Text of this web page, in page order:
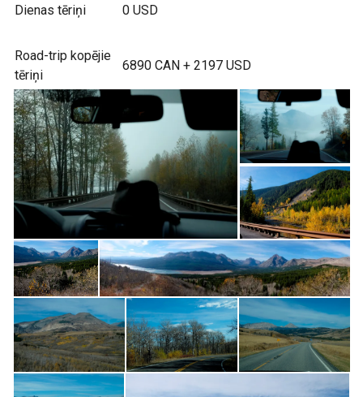
Dienas tēriņi
0 USD
Road-trip kopējie
tēriņi
6890 CAN + 2197 USD